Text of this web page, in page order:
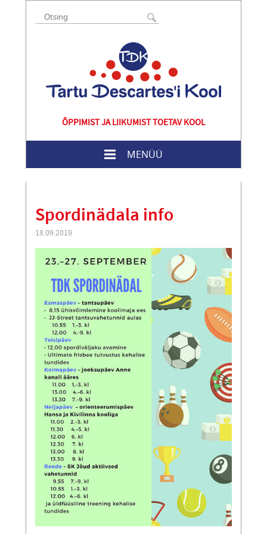
ÕPPIMIST JA LIIKUMIST TOETAV KOOL
MENÜÜ
Spordinädala info
18.09.2019